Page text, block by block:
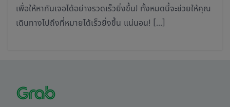
เพื่อให้หากันเจอได้อย่างรวดเร็วยิ่งขึ้น! ทั้งหมดนี้จะช่วยให้คุณ
เดินทางไปถึงที่หมายได้เร็วยิ่งขึ้น แน่นอน! […]